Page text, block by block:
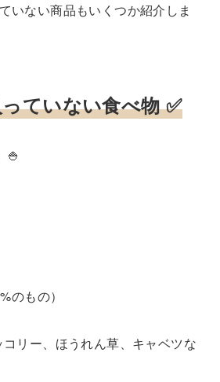
いない商品もいくつか紹介しま
ていない食べ物 ✅
🍚
のもの）
リー、ほうれん草、キャベツな